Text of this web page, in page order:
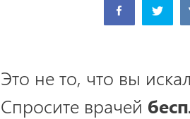
Это не то, что вы
Спросите врачей